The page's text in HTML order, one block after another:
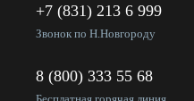
+7 (831) 213 6 999
Звонок по Н.Новгороду
8 (800) 333 55 68